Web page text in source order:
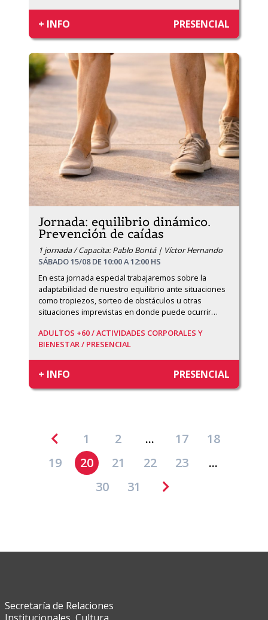
+ INFO PRESENCIAL
Jornada: equilibrio dinámico.
Prevención de caídas
1 jornada / Capacita: Pablo Bontá | Víctor Hernando
SÁBADO 15/08 DE 10:00 A 12:00 HS
En esta jornada especial trabajaremos sobre la
adaptabilidad de nuestro equilibrio ante situaciones
como tropiezos, sorteo de obstáculos u otras
situaciones imprevistas en donde puede ocurrir…
ADULTOS +60 /ACTIVIDADES CORPORALES Y
BIENESTAR / PRESENCIAL
+ INFO PRESENCIAL
1 2 ... 17
18
19
20 21 22 23
...
30
31
Secretaría de Relaciones